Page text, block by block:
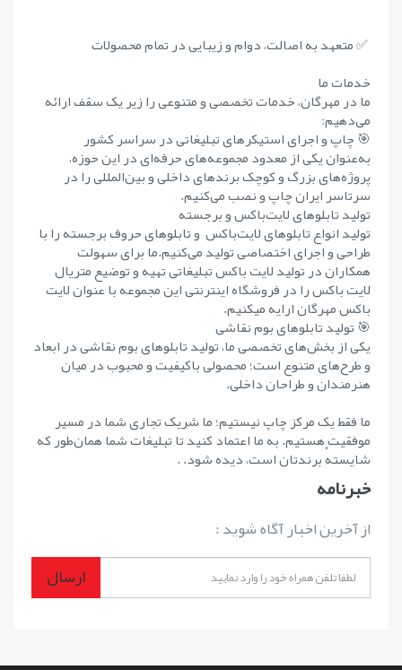
✅ متعهد به اصالت، دوام و زیبایی در تمام محصولات
خدمات ما
ما در مهرگان، خدمات تخصصی و متنوعی را زیر یک سقف ارائه
می‌دهیم:
🎯 چاپ و اجرای استیکرهای تبلیغاتی در سراسر کشور
به‌عنوان یکی از معدود مجموعه‌های حرفه‌ای در این حوزه،
پروژه‌های بزرگ و کوچک برندهای داخلی و بین‌المللی را در
سرتاسر ایران چاپ و نصب می‌کنیم.
تولید تابلوهای لایت‌باکس و برجسته
تولید انواع تابلوهای لایت‌باکس و تابلوهای حروف برجسته را با
طراحی و اجرای اختصاصی تولید می‌کنیم.ما برای سهولت
همکاران در تولید لایت باکس تبلیغاتی تهیه و توضیع متریال
لایت باکس را در فروشگاه اینترنتی این مجموعه با عنوان لایت
باکس مهرگان ارایه میکنیم.
🎯 تولید تابلوهای بوم نقاشی
یکی از بخش‌های تخصصی ما، تولید تابلوهای بوم نقاشی در ابعاد
و طرح‌های متنوع است؛ محصولی باکیفیت و محبوب در میان
هنرمندان و طراحان داخلی.
ما فقط یک مرکز چاپ نیستیم؛ ما شریک تجاری شما در مسیر
موفقیت هستیم. به ما اعتماد کنید تا تبلیغات شما همان‌طور که
شایستهٔ برندتان است، دیده شود. .
خبرنامه
از آخرین اخبار آگاه شوید :
ارسال